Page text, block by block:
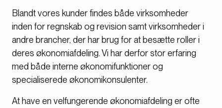
Blandt vores kunder findes både virksomheder
inden for regnskab og revision samt virksomheder i
andre brancher, der har brug for at besætte roller i
deres økonomiafdeling. Vi har derfor stor erfaring
med både interne økonomifunktioner og
specialiserede økonomikonsulenter.
At have en velfungerende økonomiafdeling er ofte